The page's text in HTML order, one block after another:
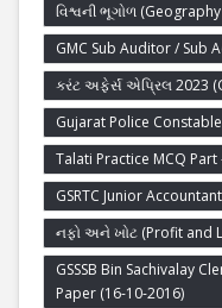
વિશ્વની ભૂગોળ
GMC Sub Auditor / Sub
કરંટ અફેર્સ એપ્રિલ 2023
Gujarat Police
Talati Practice MCQ Part
GSRTC Junior
નફો અને ખોટ (Profit and
GSSSB Bin Sachivalay
Paper (16-10-2016)